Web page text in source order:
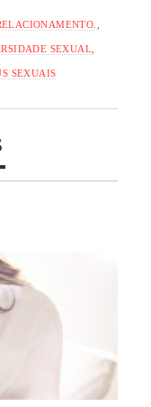
SEXUAL
SEXUAIS